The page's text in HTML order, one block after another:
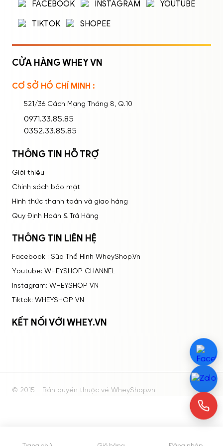
Ghi nhớ mật khẩu
FACEBOOK INSTAGRAM
YOUTUBE
TIKTOK
SHOPEE
CỬA HÀNG WHEY VN
CƠ SỞ HỒ CHÍ MINH :
521/36 Cách Mạng Tháng 8, Q.10
0971.33.85.85
0352.33.85.85
THÔNG TIN HỖ TRỢ
Giới thiệu
Chính sách bảo mật
Hình thức thanh toán và giao hàng
Quy Định Hoàn & Trả Hàng
THÔNG TIN LIÊN HỆ
Facebook : Sữa Thể Hình WheyShop.Vn
Youtube: WHEYSHOP CHANNEL
Instagram: WHEYSHOP VN
Tiktok: WHEYSHOP VN
KẾT NỐI VỚI WHEY.VN
© 2015 - Bản quyền thuộc về WheyShop.vn